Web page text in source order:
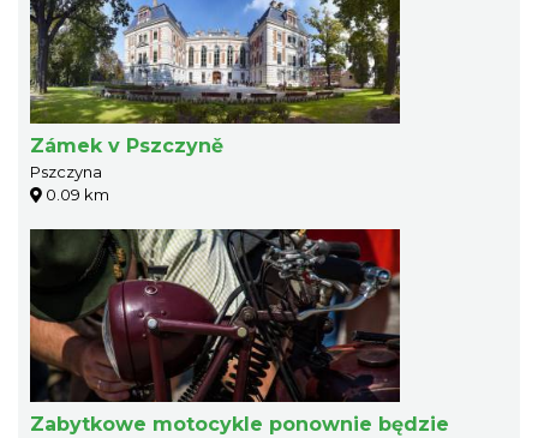
Zámek v Pszczyně
Pszczyna
0.09 km
Zabytkowe motocykle ponownie będzie